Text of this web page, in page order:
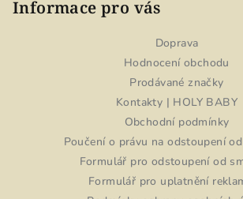
Informace pro vás
Doprava
Hodnocení obchodu
Prodávané značky
Kontakty | HOLY BABY
Obchodní podmínky
Poučení o právu na odstoupení
Formulář pro odstoupení od
Formulář pro uplatnění